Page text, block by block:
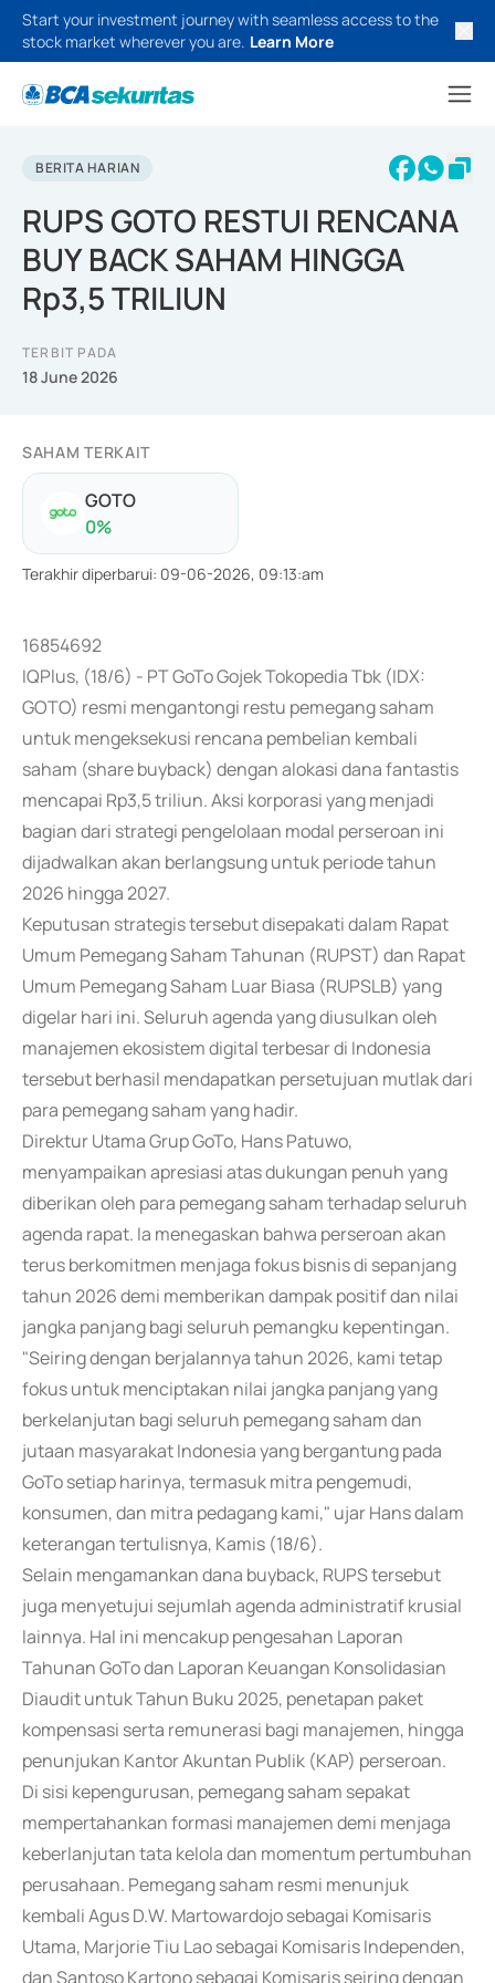
Start your investment journey with seamless access to the
stock market wherever you are. Learn More
BERITA HARIAN
RUPS GOTO RESTUI RENCANA
BUY BACK SAHAM HINGGA
Rp3,5 TRILIUN
TERBIT PADA
18 June 2026
SAHAM TERKAIT
GOTO
0%
Terakhir diperbarui: 09-06-2026, 09:13:am
16854692
IQPlus, (18/6) - PT GoTo Gojek Tokopedia Tbk (IDX:
GOTO) resmi mengantongi restu pemegang saham
untuk mengeksekusi rencana pembelian kembali
saham (share buyback) dengan alokasi dana fantastis
mencapai Rp3,5 triliun. Aksi korporasi yang menjadi
bagian dari strategi pengelolaan modal perseroan ini
dijadwalkan akan berlangsung untuk periode tahun
2026 hingga 2027.
Keputusan strategis tersebut disepakati dalam Rapat
Umum Pemegang Saham Tahunan (RUPST) dan Rapat
Umum Pemegang Saham Luar Biasa (RUPSLB) yang
digelar hari ini. Seluruh agenda yang diusulkan oleh
manajemen ekosistem digital terbesar di Indonesia
tersebut berhasil mendapatkan persetujuan mutlak dari
para pemegang saham yang hadir.
Direktur Utama Grup GoTo, Hans Patuwo,
menyampaikan apresiasi atas dukungan penuh yang
diberikan oleh para pemegang saham terhadap seluruh
agenda rapat. Ia menegaskan bahwa perseroan akan
terus berkomitmen menjaga fokus bisnis di sepanjang
tahun 2026 demi memberikan dampak positif dan nilai
jangka panjang bagi seluruh pemangku kepentingan.
"Seiring dengan berjalannya tahun 2026, kami tetap
fokus untuk menciptakan nilai jangka panjang yang
berkelanjutan bagi seluruh pemegang saham dan
jutaan masyarakat Indonesia yang bergantung pada
GoTo setiap harinya, termasuk mitra pengemudi,
konsumen, dan mitra pedagang kami," ujar Hans dalam
keterangan tertulisnya, Kamis (18/6).
Selain mengamankan dana buyback, RUPS tersebut
juga menyetujui sejumlah agenda administratif krusial
lainnya. Hal ini mencakup pengesahan Laporan
Tahunan GoTo dan Laporan Keuangan Konsolidasian
Diaudit untuk Tahun Buku 2025, penetapan paket
kompensasi serta remunerasi bagi manajemen, hingga
penunjukan Kantor Akuntan Publik (KAP) perseroan.
Di sisi kepengurusan, pemegang saham sepakat
mempertahankan formasi manajemen demi menjaga
keberlanjutan tata kelola dan momentum pertumbuhan
perusahaan. Pemegang saham resmi menunjuk
kembali Agus D.W. Martowardojo sebagai Komisaris
Utama, Marjorie Tiu Lao sebagai Komisaris Independen,
dan Santoso Kartono sebagai Komisaris seiring dengan